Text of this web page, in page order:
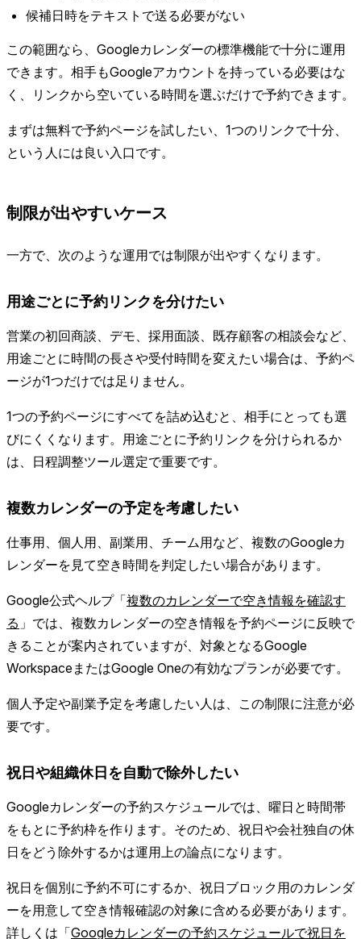
候補日時をテキストで送る必要がない
この範囲なら、Googleカレンダーの標準機能で十分に運用
できます。相手もGoogleアカウントを持っている必要はな
く、リンクから空いている時間を選ぶだけで予約できます。
まずは無料で予約ページを試したい、1つのリンクで十分、
という人には良い入口です。
制限が出やすいケース
一方で、次のような運用では制限が出やすくなります。
用途ごとに予約リンクを分けたい
営業の初回商談、デモ、採用面談、既存顧客の相談会など、
用途ごとに時間の長さや受付時間を変えたい場合は、予約ペ
ージが1つだけでは足りません。
1つの予約ページにすべてを詰め込むと、相手にとっても選
びにくくなります。用途ごとに予約リンクを分けられるか
は、日程調整ツール選定で重要です。
複数カレンダーの予定を考慮したい
仕事用、個人用、副業用、チーム用など、複数のGoogleカ
レンダーを見て空き時間を判定したい場合があります。
Google公式ヘルプ「複数のカレンダーで空き情報を確認す
る 」では、複数カレンダーの空き情報を予約ページに反映で
きることが案内されていますが、対象となるGoogle
WorkspaceまたはGoogle Oneの有効なプランが必要です。
個人予定や副業予定を考慮したい人は、この制限に注意が必
要です。
祝日や組織休日を自動で除外したい
Googleカレンダーの予約スケジュールでは、曜日と時間帯
をもとに予約枠を作ります。そのため、祝日や会社独自の休
日をどう除外するかは運用上の論点になります。
祝日を個別に予約不可にするか、祝日ブロック用のカレンダ
ーを用意して空き情報確認の対象に含める必要があります。
詳しくは「Googleカレンダーの予約スケジュールで祝日を